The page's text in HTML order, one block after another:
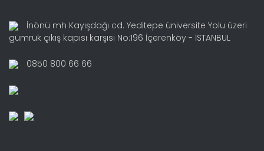
İnönü mh Kayışdağı cd. Yeditepe üniversite Yolu üzeri
gümrük çıkış kapısı karşısı No:196 İçerenköy - İSTANBUL
0850 800 66 66